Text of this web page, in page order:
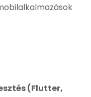
(Flutter,